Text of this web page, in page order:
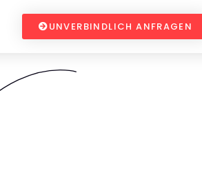
UNVERBINDLICH ANFRAGEN